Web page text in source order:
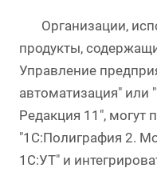
Организации,
продукты,
Управление
автоматизация" или
Редакция 11", могут
"1С:Полиграфия 2.
1С:УТ" и